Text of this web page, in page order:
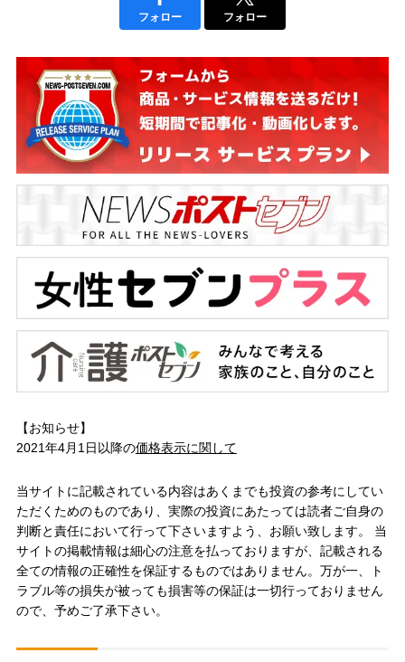
フォロー フォロー
【お知らせ】
2021年4月1日以降の価格表示に関して
当サイトに記載されている内容はあくまでも投資の参考にしてい
ただくためのものであり、実際の投資にあたっては読者ご自身の
判断と責任において行って下さいますよう、お願い致します。 当
サイトの掲載情報は細心の注意を払っておりますが、記載される
全ての情報の正確性を保証するものではありません。万が一、ト
ラブル等の損失が被っても損害等の保証は一切行っておりません
ので、予めご了承下さい。